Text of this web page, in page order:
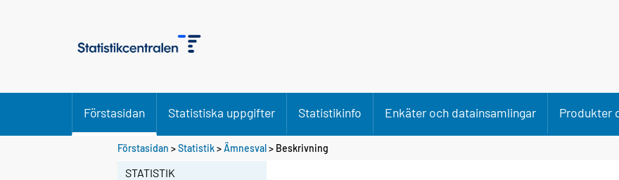
Förstasidan Statistiska uppgifter Statistikinfo Enkäter och datainsamlingar Produkter
Förstasidan >Statistik>Ämnesval> Beskrivning
STATISTIK